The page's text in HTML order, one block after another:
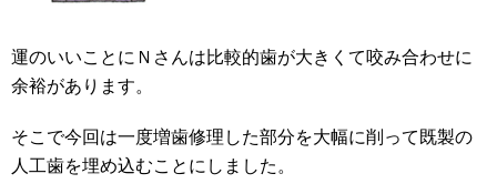
運のいいことにＮさんは比較的歯が大きくて咬み合わせに
余裕があります。
そこで今回は一度増歯修理した部分を大幅に削って既製の
人工歯を埋め込むことにしました。